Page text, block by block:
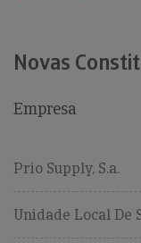
Novas
Empresa
Prio Supply, S.a.
Unidade Local De